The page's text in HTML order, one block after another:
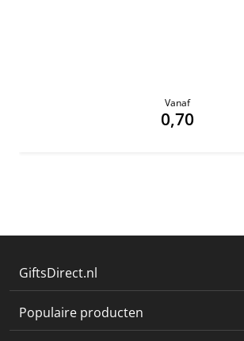
Vanaf
0,70
GiftsDirect.nl
Populaire producten